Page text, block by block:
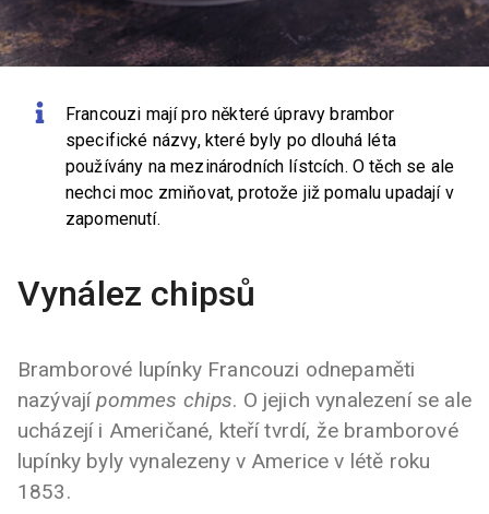
Francouzi mají pro některé úpravy brambor
specifické názvy, které byly po dlouhá léta
používány na mezinárodních lístcích. O těch se ale
nechci moc zmiňovat, protože již pomalu upadají v
zapomenutí.
Vynález chipsů
Bramborové lupínky Francouzi odnepaměti
nazývajípommes chips. O jejich vynalezení se ale
ucházejí i Američané, kteří tvrdí, že bramborové
lupínky byly vynalezeny v Americe v létě roku
1853.